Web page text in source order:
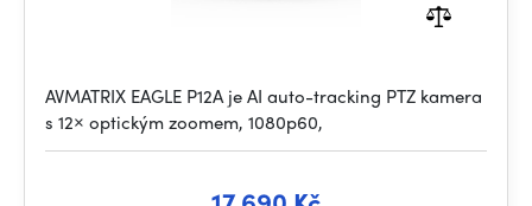
AVMATRIX EAGLE P12A je AI auto-tracking PTZ kamera
s 12× optickým zoomem, 1080p60,